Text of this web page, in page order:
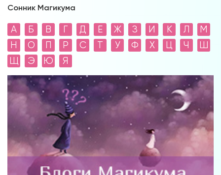
Сонник Магикума
А Б В Г Д Е Ж З И К Л
М
Н
О П Р С Т У Ф Х Ц Ч
Ш
Щ
Э Ю Я